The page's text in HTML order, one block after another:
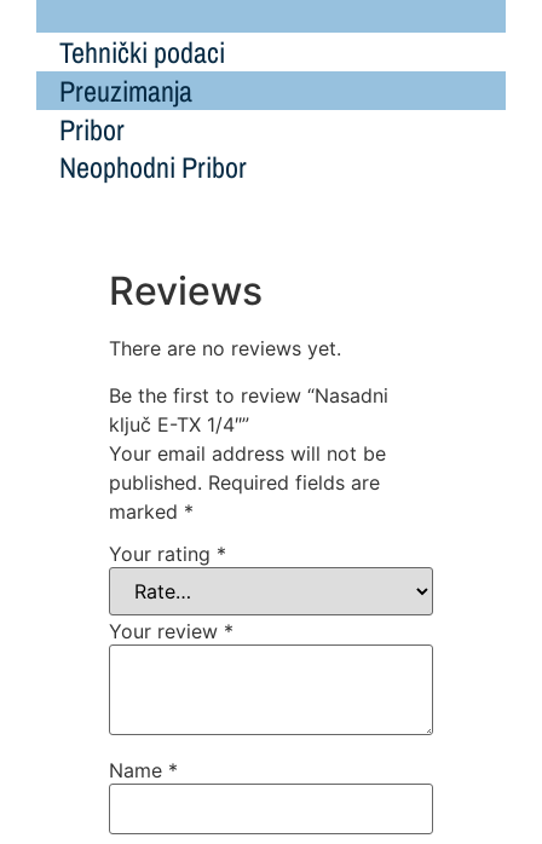
Tehnički podaci
Preuzimanja
Pribor
Neophodni Pribor
Reviews
There are no reviews yet.
Be the first to review “Nasadni
ključ E-TX 1/4″”
Your email address will not be
published. Required fields are
marked *
Your rating *
Your review *
Name *